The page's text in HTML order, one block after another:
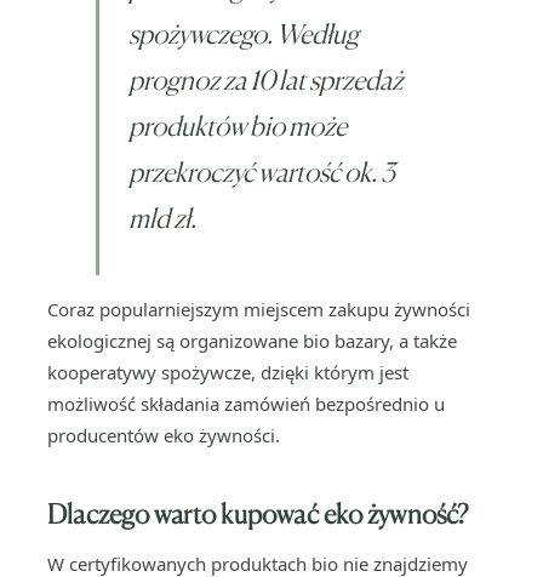
spożywczego. Według
prognoz za 10 lat sprzedaż
produktów bio może
przekroczyć wartość ok. 3
mld zł.
Coraz popularniejszym miejscem zakupu żywności
ekologicznej są organizowane bio bazary, a także
kooperatywy spożywcze, dzięki którym jest
możliwość składania zamówień bezpośrednio u
producentów eko żywności.
Dlaczego warto kupować eko żywność?
W certyfikowanych produktach bio nie znajdziemy